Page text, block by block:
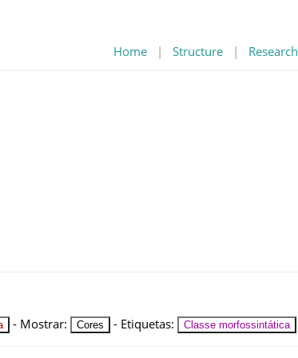
Home | Structure | Research
- Mostrar: Cores - Etiquetas: Classe morfossintática